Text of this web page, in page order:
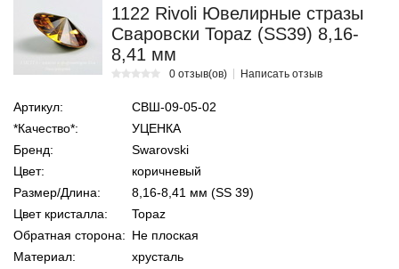
1122 Rivoli Ювелирные стразы
Сваровски Topaz (SS39) 8,16-
8,41 мм
0 отзыв(ов) Написать отзыв
Артикул:
СВШ-09-05-02
*Качество*:
УЦЕНКА
Бренд:
Swarovski
Цвет:
коричневый
Размер/Длина:
8,16-8,41 мм (SS 39)
Цвет кристалла:
Topaz
Обратная сторона: Не плоская
Материал:
хрусталь